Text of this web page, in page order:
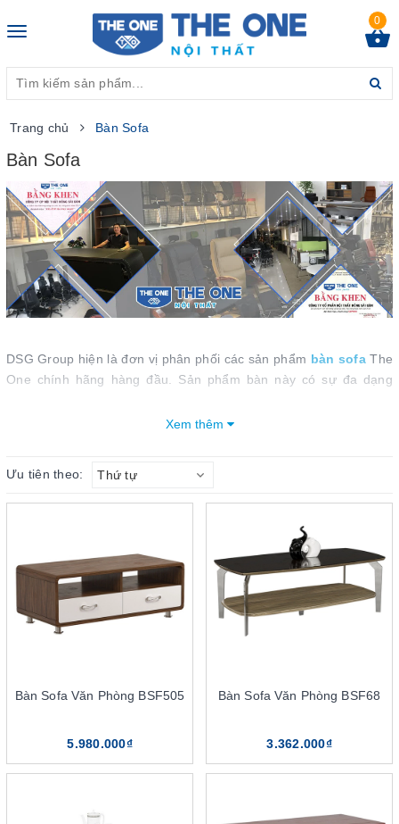
Toggle
0
Trang chủ Bàn Sofa
Bàn Sofa
DSG Group hiện là đơn vị phân phối các sản phẩm bàn sofaThe
One chính hãng hàng đầu. Sản phẩm bàn này có sự đa dạng
ngay thông tin trong bài viết sau của DSG Group để hiểu rõ hơn
Nét đẹp thẩm mỹ cao
Đa dạng về kiểu dáng
Dễ dàng vệ sinh
Bàn sofa mặt kính khung thép The One
Chọn kiểu dáng, mẫu mã
Chọn chất liệu bàn sofa
Xem thêm
Ưu tiên theo: Thứ tự
Bàn Sofa Văn Phòng BSF505
5.980.000₫
Bàn Sofa Văn Phòng BSF68
3.362.000₫